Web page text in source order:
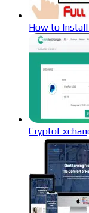
How to